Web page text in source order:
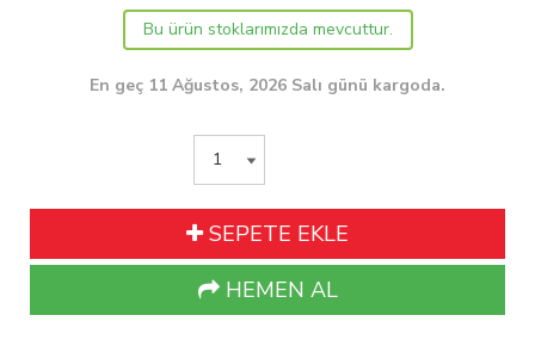
Bu ürün stoklarımızda mevcuttur.
En geç 11 Ağustos, 2026 Salı günü kargoda.
SEPETE EKLE
HEMEN AL